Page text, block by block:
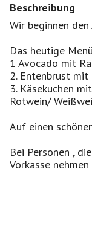
Beschreibung
Wir beginnen
Das heutige
1 Avocado mit
2. Entenbrust mit
3. Käsekuchen
Rotwein/
Auf einen
Bei Personen ,
Vorkasse nehmen